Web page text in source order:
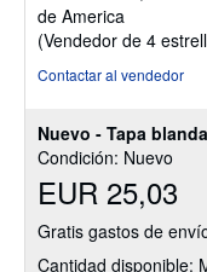
Nuevo - Tapa blanda
Condición: Nuevo
EUR 25,03
Gratis gastos de
Cantidad disponible:
de America
(Vendedor de 4
Contactar al vendedor